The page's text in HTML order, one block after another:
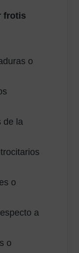
frotis
o
de la
o
a
o